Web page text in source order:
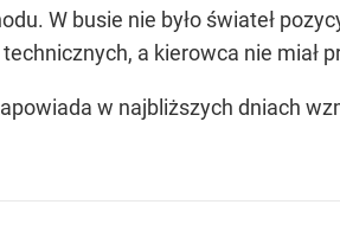
W busie nie było świateł
a kierowca nie miał
w najbliższych dniach